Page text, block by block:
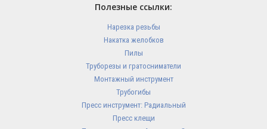
Полезные ссылки:
Нарезка резьбы
Накатка желобков
Пилы
Труборезы и гратосниматели
Монтажный инструмент
Трубогибы
Пресс инструмент: Радиальный
Пресс клещи